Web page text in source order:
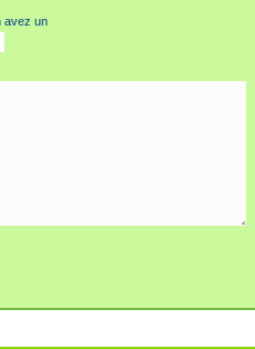
avez un